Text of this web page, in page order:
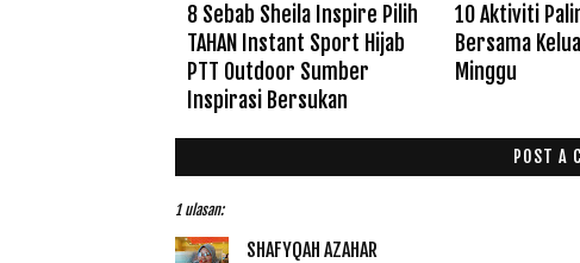
8 Sebab Sheila Inspire Pilih
TAHAN Instant Sport Hijab
PTT Outdoor Sumber
Inspirasi Bersukan
10 Aktiviti
Bersama
Minggu
POST A
1 ulasan:
SHAFYQAH AZAHAR